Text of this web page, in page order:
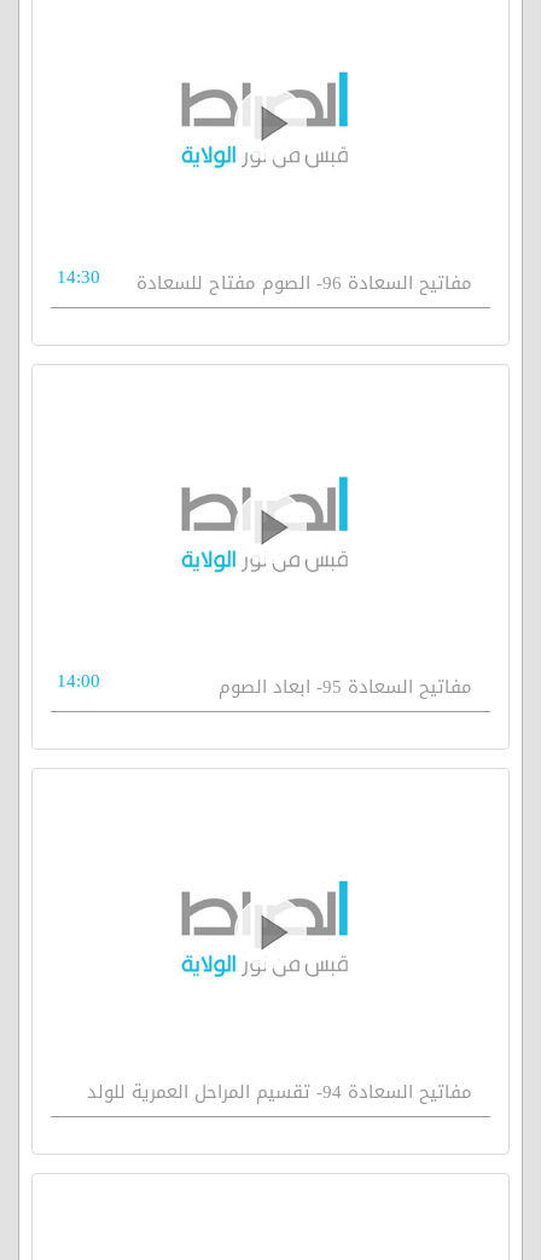
مفاتيح السعادة 96- الصوم مفتاح للسعادة 14:30
مفاتيح السعادة 95- ابعاد الصوم 14:00
مفاتيح السعادة 94- تقسيم المراحل العمرية للولد